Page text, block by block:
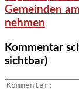
Gemeinden
nehmen
Kommentar
sichtbar)